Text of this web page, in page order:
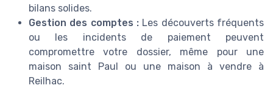
bilans solides.
Gestion des comptes : Les découverts fréquents
ou les incidents de paiement peuvent
compromettre votre dossier, même pour une
maison saint Paul ou une maison à vendre à
Reilhac.